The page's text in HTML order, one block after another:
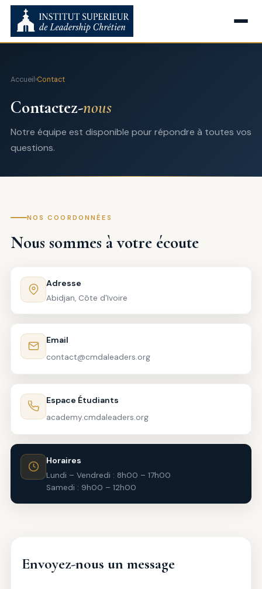
Accueil ›Contact
Contactez-nous
Notre équipe est disponible pour répondre à toutes vos
questions.
NOS COORDONNÉES
Nous sommes à votre écoute
Adresse
Abidjan, Côte d'Ivoire
Email
contact@cmdaleaders.org
Espace Étudiants
academy.cmdaleaders.org
Horaires
Lundi – Vendredi : 8h00 – 17h00
Samedi : 9h00 – 12h00
Envoyez-nous un message